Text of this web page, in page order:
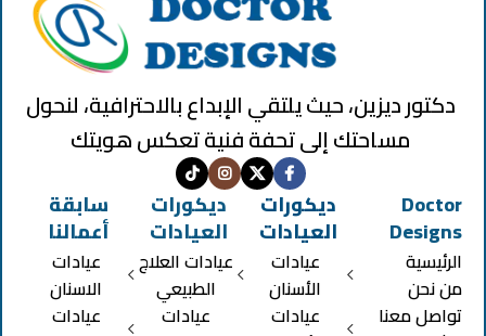
دكتور ديزين، حيث يلتقي الإبداع بالاحترافية، لنحول
مساحتك إلى تحفة فنية تعكس هويتك
Doctor
Designs
الرئيسية
من نحن
تواصل معنا
ديكورات
العيادات
عيادات
الأسنان
عيادات
ديكورات
العيادات
عيادات العلاج
الطبيعي
عيادات
سابقة
أعمالنا
عيادات
الاسنان
عيادات